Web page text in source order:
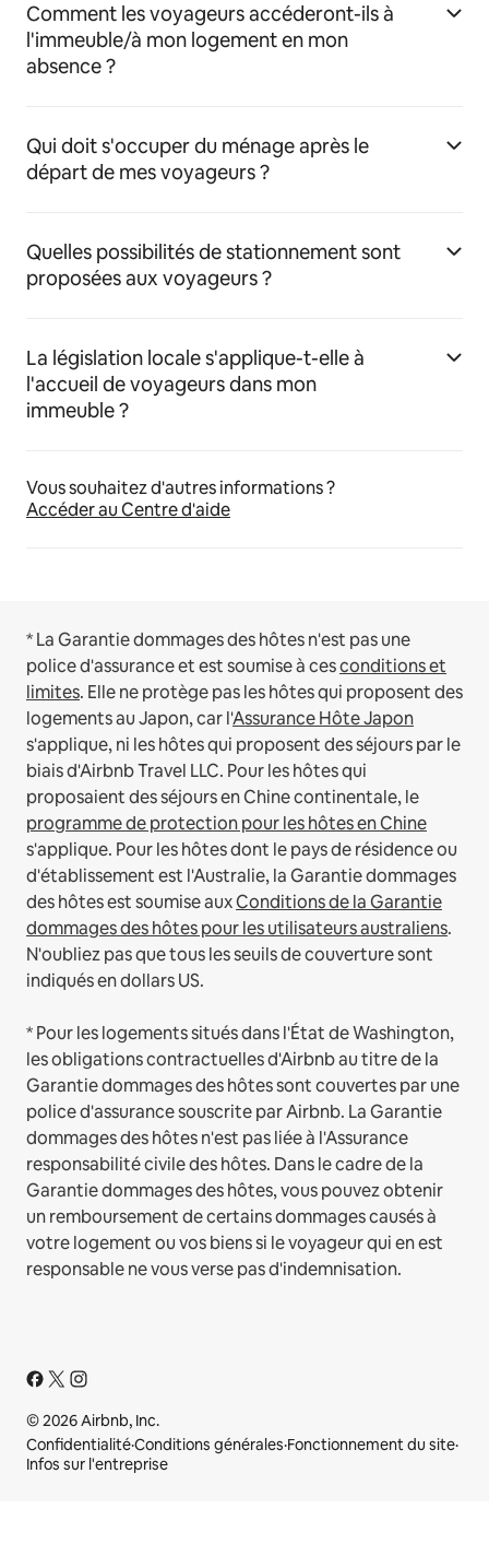
Comment les voyageurs accéderont-ils à
l'immeuble/à mon logement en mon
absence ?
Qui doit s'occuper du ménage après le
départ de mes voyageurs ?
Quelles possibilités de stationnement sont
proposées aux voyageurs ?
La législation locale s'applique-t-elle à
l'accueil de voyageurs dans mon
immeuble ?
Vous souhaitez d'autres informations ?
Accéder au Centre d'aide
* La Garantie dommages des hôtes n'est pas une
police d'assurance et est soumise à cesconditions et
limites. Elle ne protège pas les hôtes qui proposent des
logements au Japon, car l'Assurance Hôte Japon
s'applique, ni les hôtes qui proposent des séjours par le
biais d'Airbnb Travel LLC. Pour les hôtes qui
proposaient des séjours en Chine continentale, le
programme de protection pour les hôtes en Chine
s'applique. Pour les hôtes dont le pays de résidence ou
d'établissement est l'Australie, la Garantie dommages
des hôtes est soumise auxConditions de la Garantie
dommages des hôtes pour les utilisateurs australiens.
N'oubliez pas que tous les seuils de couverture sont
indiqués en dollars US.
* Pour les logements situés dans l'État de Washington,
les obligations contractuelles d'Airbnb au titre de la
Garantie dommages des hôtes sont couvertes par une
police d'assurance souscrite par Airbnb. La Garantie
dommages des hôtes n'est pas liée à l'Assurance
responsabilité civile des hôtes. Dans le cadre de la
Garantie dommages des hôtes, vous pouvez obtenir
un remboursement de certains dommages causés à
votre logement ou vos biens si le voyageur qui en est
responsable ne vous verse pas d'indemnisation.
© 2026 Airbnb, Inc.
Confidentialité·Conditions générales·Fonctionnement du site·
Infos sur l'entreprise